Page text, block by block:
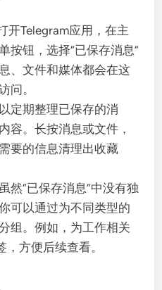
开Telegram应用，在主
按钮，选择“已保存消息”
、文件和媒体都会在这
问。
定期整理已保存的消
容。长按消息或文件，
要的信息清理出收藏
虽然“已保存消息”中没有独
可以通过为不同类型的
组。例如，为工作相关
，方便后续查看。